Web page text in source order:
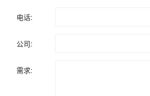
电话:
公司:
需求: